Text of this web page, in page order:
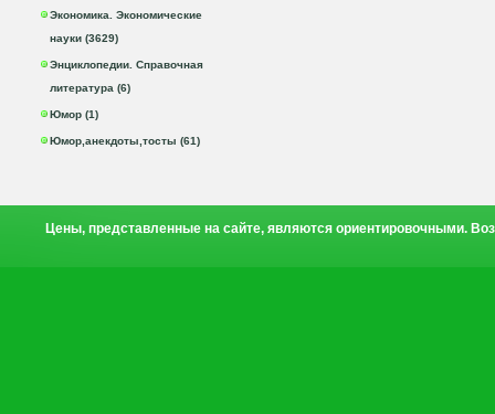
Экономика. Экономические
науки (3629)
Энциклопедии. Справочная
литература (6)
Юмор (1)
Юмор,анекдоты,тосты (61)
Цены, представленные на сайте, являются ориентировочными.